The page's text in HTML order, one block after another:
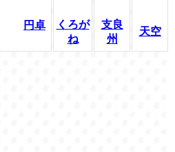
円卓
くろが
ね
支良
州
天空